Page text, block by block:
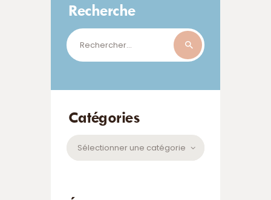
Recherche
Rechercher :
Catégories
Catégories